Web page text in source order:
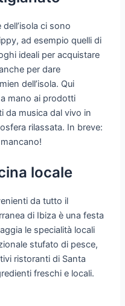
ci sono
ad esempio quelli di
ideali per acquistare
per dare
dell’isola. Qui
mano ai prodotti
da musica dal vivo in
rilassata. In breve:
locale
da tutto il
di Ibiza è una festa
le specialità locali
stufato di pesce,
ristoranti di Santa
freschi e locali.